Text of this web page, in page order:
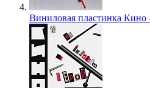
Виниловая пластинка Кино